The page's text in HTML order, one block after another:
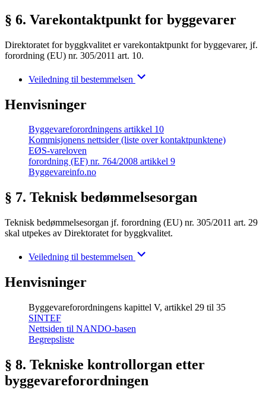
§ 6. Varekontaktpunkt for byggevarer
Direktoratet for byggkvalitet er varekontaktpunkt for byggevarer, jf.
forordning (EU) nr. 305/2011 art. 10.
Veiledning til bestemmelsen
Henvisninger
Byggevareforordningens artikkel 10
Kommisjonens nettsider (liste over kontaktpunktene)
EØS-vareloven
forordning (EF) nr. 764/2008 artikkel 9
Byggevareinfo.no
§ 7. Teknisk bedømmelsesorgan
Teknisk bedømmelsesorgan jf. forordning (EU) nr. 305/2011 art. 29
skal utpekes av Direktoratet for byggkvalitet.
Veiledning til bestemmelsen
Henvisninger
Byggevareforordningens kapittel V, artikkel 29 til 35
SINTEF
Nettsiden til NANDO-basen
Begrepsliste
§ 8. Tekniske kontrollorgan etter
byggevareforordningen